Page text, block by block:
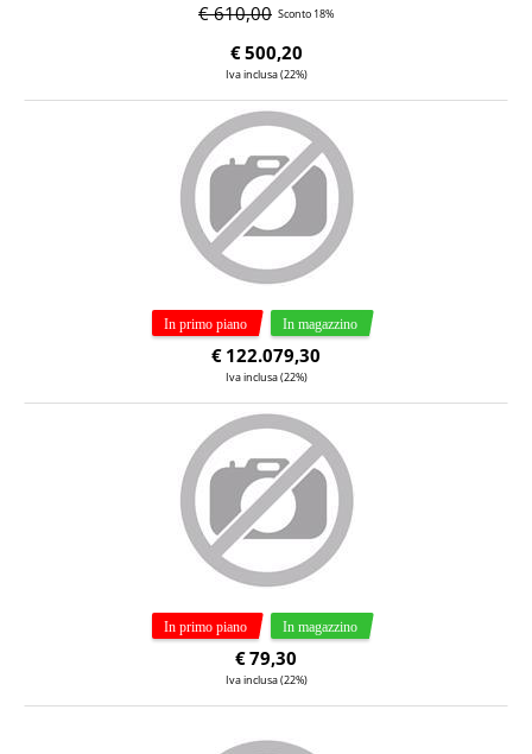
€ 610,00 Sconto 18%
€500,20
Iva inclusa (22%)
€122.079,30
Iva inclusa (22%)
€79,30
Iva inclusa (22%)